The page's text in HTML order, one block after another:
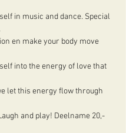
in music and dance. Special
en make your body move
into the energy of love that
let this energy flow through
and play! Deelname 20,-